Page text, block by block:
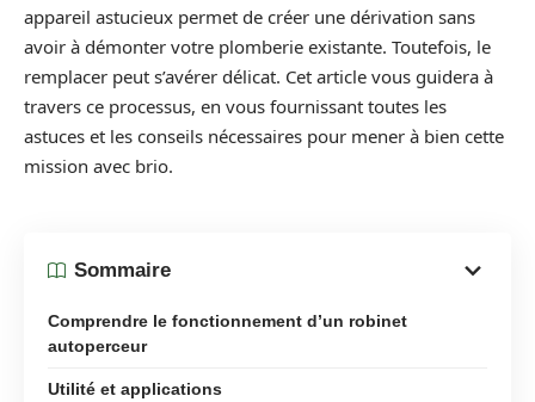
appareil astucieux permet de créer une dérivation sans
avoir à démonter votre plomberie existante. Toutefois, le
remplacer peut s’avérer délicat. Cet article vous guidera à
travers ce processus, en vous fournissant toutes les
astuces et les conseils nécessaires pour mener à bien cette
mission avec brio.
Sommaire
Comprendre le fonctionnement d’un robinet
autoperceur
Utilité et applications